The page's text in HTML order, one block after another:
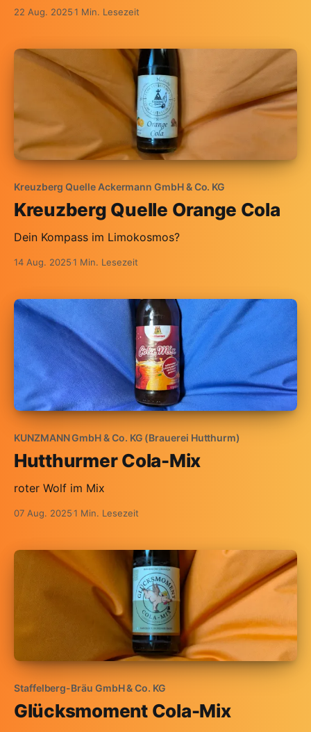
22 Aug. 20251 Min. Lesezeit
Kreuzberg Quelle Ackermann GmbH & Co. KG
Kreuzberg Quelle Orange Cola
Dein Kompass im Limokosmos?
14 Aug. 20251 Min. Lesezeit
KUNZMANN GmbH & Co. KG (Brauerei Hutthurm)
Hutthurmer Cola-Mix
roter Wolf im Mix
07 Aug. 20251 Min. Lesezeit
Staffelberg-Bräu GmbH & Co. KG
Glücksmoment Cola-Mix